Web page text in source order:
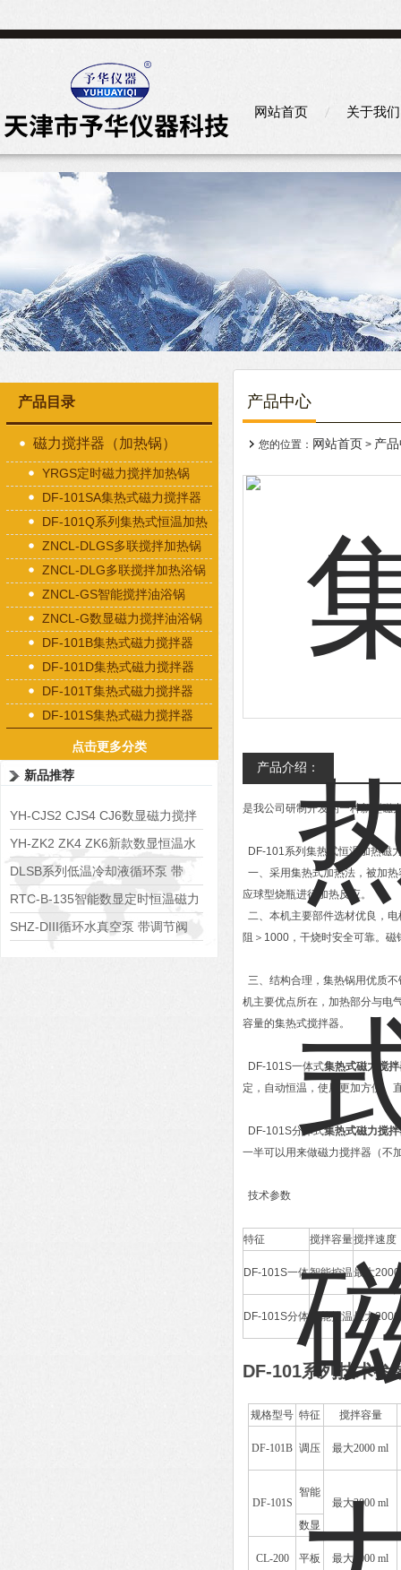
网站首页 关于我们
产品目录
磁力搅拌器（加热锅）
YRGS定时磁力搅拌加热锅
DF-101SA集热式磁力搅拌器
DF-101Q系列集热式恒温加热
磁力搅拌器
ZNCL-DLGS多联搅拌加热锅
ZNCL-DLG多联搅拌加热浴锅
ZNCL-GS智能搅拌油浴锅
ZNCL-G数显磁力搅拌油浴锅
DF-101B集热式磁力搅拌器
DF-101D集热式磁力搅拌器
DF-101T集热式磁力搅拌器
DF-101S集热式磁力搅拌器
点击更多分类
新品推荐
YH-CJS2 CJS4 CJ6数显磁力搅拌
水浴锅
YH-ZK2 ZK4 ZK6新款数显恒温水
浴锅
DLSB系列低温冷却液循环泵 带
S485通讯端口
RTC-B-135智能数显定时恒温磁力
搅拌器
SHZ-DIII循环水真空泵 带调节阀
产品中心
您的位置： 网站首页 > 产
产品介绍：
是我公司研制开发的一种新型磁
DF-101系列集热式恒温加热磁
一、采用集热式加热法，被加
应球型烧瓶进行加热反应。
二、本机主要部件选材优良，
阻＞1000，干烧时安全可靠。磁
三、结构合理，集热锅用优质
机主要优点所在，加热部分与电
容量的集热式搅拌器。
DF-101S一体式集热式磁力搅
定，自动恒温，使用更加方便、
DF-101S分体式集热式磁力搅
一半可以用来做磁力搅拌器（不
技术参数
特征 搅拌容量搅拌速度
DF-101S一体智能控温最大
DF-101S分体 智能控温最大
DF-101系列技术参
规格型号 特征 搅拌容量
DF-101B 调压 最大2000 ml
DF-101S
智能
最大2000 ml
数显
CL-200 平板 最大3000 ml